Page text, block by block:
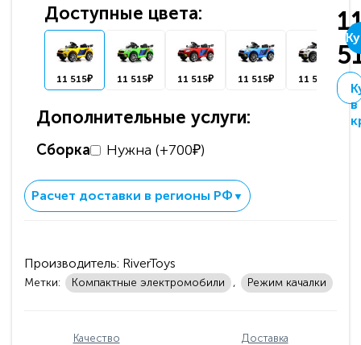
Доступные цвета:
11 515₽ 11 515₽ 11 515₽ 11 515₽ 11 515₽
Дополнительные услуги:
Сборка Нужна (+700₽)
в
Расчет доставки в регионы РФ ▼
Производитель: RiverToys
Метки: Компактные электромобили , Режим качалки
Качество Доставка